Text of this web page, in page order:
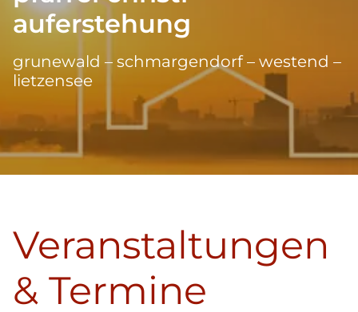
auferstehung
grunewald – schmargendorf – westend –
lietzensee
Veranstaltungen
& Termine